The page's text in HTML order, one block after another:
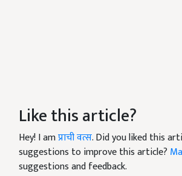
Like this article?
Hey! I amप्राची वत्स. Did you liked this
suggestions to improve this article?
suggestions and feedback.